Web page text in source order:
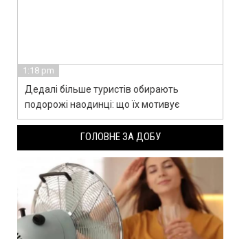
1:18 pm
Дедалі більше туристів обирають
подорожі наодинці: що їх мотивує
ГОЛОВНЕ ЗА ДОБУ